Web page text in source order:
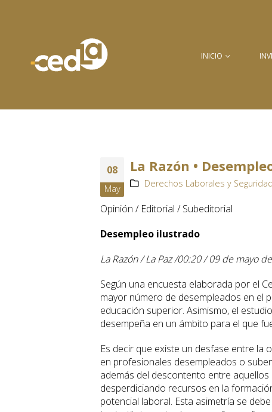
INICIO
08
May
La Razón •
Derechos Laborales y
Opinión / Editorial / Subeditorial
Desempleo ilustrado
La Razón / La Paz /00:20 / 09 de mayo
Según una encuesta elaborada por el
mayor número de desempleados en el
educación superior. Asimismo, el
desempeña en un ámbito para el que
Es decir que existe un desfase entre la
en profesionales desempleados o
además del descontento entre
desperdiciando recursos en la
potencial laboral. Esta asimetría se